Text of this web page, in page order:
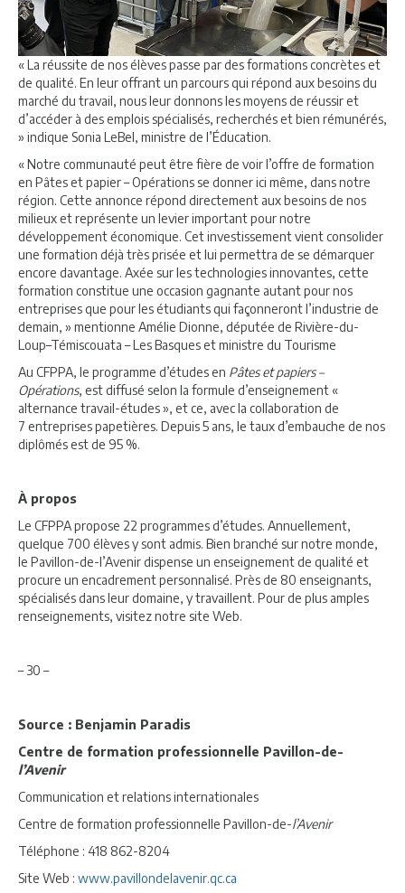
« La réussite de nos élèves passe par des formations concrètes et
de qualité. En leur offrant un parcours qui répond aux besoins du
marché du travail, nous leur donnons les moyens de réussir et
d’accéder à des emplois spécialisés, recherchés et bien rémunérés,
» indique Sonia LeBel, ministre de l’Éducation.
« Notre communauté peut être fière de voir l’offre de formation
en Pâtes et papier – Opérations se donner ici même, dans notre
région. Cette annonce répond directement aux besoins de nos
milieux et représente un levier important pour notre
développement économique. Cet investissement vient consolider
une formation déjà très prisée et lui permettra de se démarquer
encore davantage. Axée sur les technologies innovantes, cette
formation constitue une occasion gagnante autant pour nos
entreprises que pour les étudiants qui façonneront l’industrie de
demain, » mentionne Amélie Dionne, députée de Rivière-du-
Loup–Témiscouata – Les Basques et ministre du Tourisme
Au CFPPA, le programme d’études en Pâtes et papiers –
Opérations, est diffusé selon la formule d’enseignement «
alternance travail-études », et ce, avec la collaboration de
7 entreprises papetières. Depuis 5 ans, le taux d’embauche de nos
diplômés est de 95 %.
À propos
Le CFPPA propose 22 programmes d’études. Annuellement,
quelque 700 élèves y sont admis. Bien branché sur notre monde,
le Pavillon-de-l’Avenir dispense un enseignement de qualité et
procure un encadrement personnalisé. Près de 80 enseignants,
spécialisés dans leur domaine, y travaillent. Pour de plus amples
renseignements, visitez notre site Web.
– 30 –
Source : Benjamin Paradis
Centre de formation professionnelle Pavillon-de-
l’Avenir
Communication et relations internationales
Centre de formation professionnelle Pavillon-de-l’Avenir
Téléphone : 418 862-8204
Site Web : www.pavillondelavenir.qc.ca